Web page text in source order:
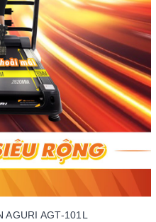
AGURI AGT-101L